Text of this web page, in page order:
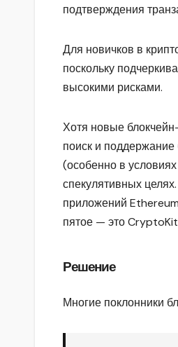
подтверждения
Для новичков в
поскольку
высокими рисками.
Хотя новые
поиск и
(особенно в
спекулятивных
приложений
пятое — это
Решение
Многие поклонники